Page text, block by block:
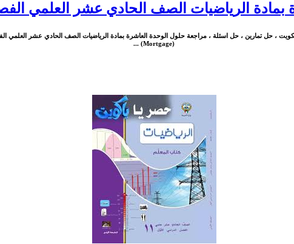
بمادة الرياضيات الصف الحادي عشر العلمي
، حل تمارين ، حل اسئلة ، مراجعة حلول الوحدة العاشرة بمادة الرياضيات الصف الحادي عشر العلمي
(Mortgage) ...